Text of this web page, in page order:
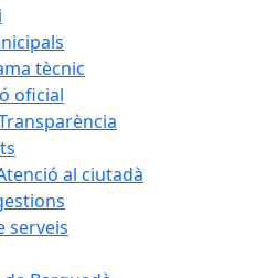
tècnic
oficial
al ciutadà
serveis